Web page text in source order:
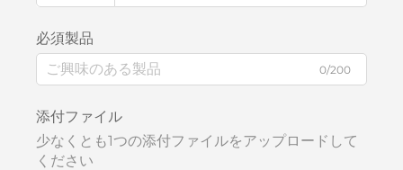
必須製品
0/200
添付ファイル
少なくとも1つの添付ファイルをアップロードして
ください